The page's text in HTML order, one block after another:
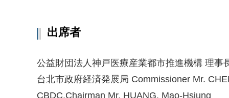
出席者
公益財団法人神戸医療産業都市推進機構 理事
台北市政府経済発展局 Commissioner Mr.
CBDC,Chairman Mr. HUANG, Mao-Hsiung